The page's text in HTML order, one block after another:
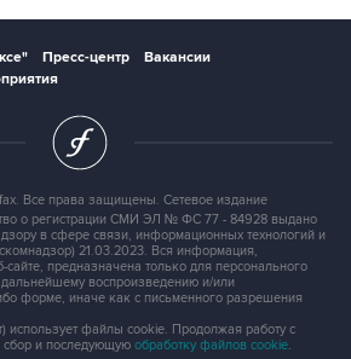
Пресс-центр
Вакансии
Все права защищены. Сетевое издание
о регистрации СМИ ЭЛ № ФС 77 - 84928 выдано
в сфере связи, информационных технологий и
21.03.2023. Вся информация,
предназначена только для персонального
воспроизведению и/или
форме, иначе как с письменного разрешения
использует файлы cookie. Продолжая работу с
сбор и последующую обработку файлов cookie.